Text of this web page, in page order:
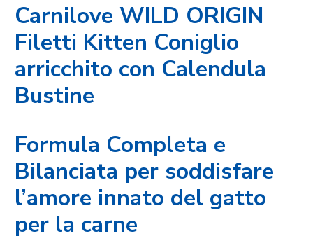
t
n
q
a
i
à
Carnilove WILD ORIGIN
Filetti Kitten Coniglio
arricchito con Calendula
Bustine
Formula Completa e
Bilanciata per soddisfare
l’amore innato del gatto
per la carne